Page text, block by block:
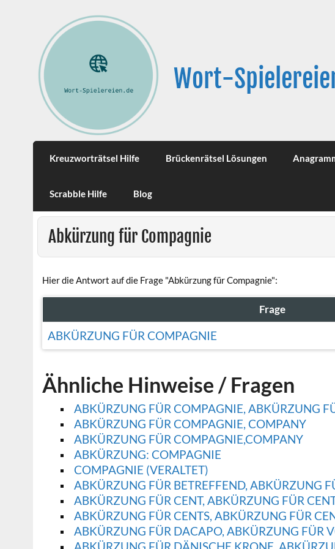
Wort-
Kreuzworträtsel Hilfe Brückenrätsel Lösungen
Scrabble Hilfe Blog
Abkürzung für Compagnie
Hier die Antwort auf die Frage "Abkürzung für Compagnie":
Frage
ABKÜRZUNG FÜR COMPAGNIE
Ähnliche Hinweise / Fragen
ABKÜRZUNG FÜR COMPAGNIE, ABKÜRZUNG
ABKÜRZUNG FÜR COMPAGNIE, COMPANY
ABKÜRZUNG FÜR COMPAGNIE,COMPANY
ABKÜRZUNG: COMPAGNIE
COMPAGNIE (VERALTET)
ABKÜRZUNG FÜR BETREFFEND, ABKÜRZUNG
ABKÜRZUNG FÜR CENT, ABKÜRZUNG FÜR
ABKÜRZUNG FÜR CENTS, ABKÜRZUNG FÜR
ABKÜRZUNG FÜR DACAPO, ABKÜRZUNG FÜR